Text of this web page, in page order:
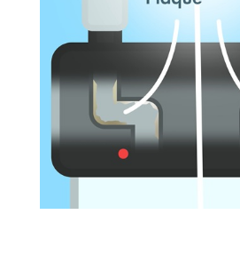
Australia
India
日本